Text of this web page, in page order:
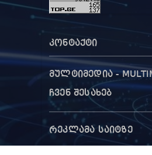
კონტაქტი
მულტიმედია -
ჩვენ შესახებ
რეკლამა საიტზე